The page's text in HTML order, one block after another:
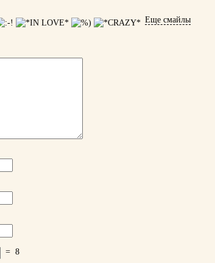
Еще смайлы
= 8